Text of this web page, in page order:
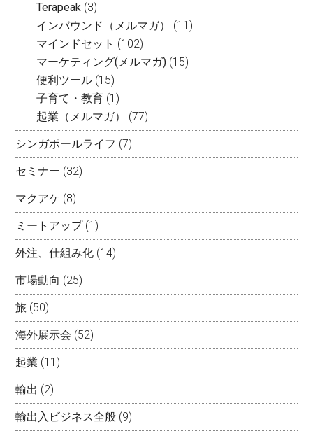
Terapeak (3)
インバウンド（メルマガ）
(11)
マインドセット (102)
マーケティング(メルマガ) (15)
便利ツール (15)
子育て・教育 (1)
起業（メルマガ）
(77)
シンガポールライフ (7)
セミナー (32)
マクアケ (8)
ミートアップ(1)
外注、仕組み化 (14)
市場動向 (25)
旅 (50)
海外展示会 (52)
起業 (11)
輸出 (2)
輸出入ビジネス全般 (9)